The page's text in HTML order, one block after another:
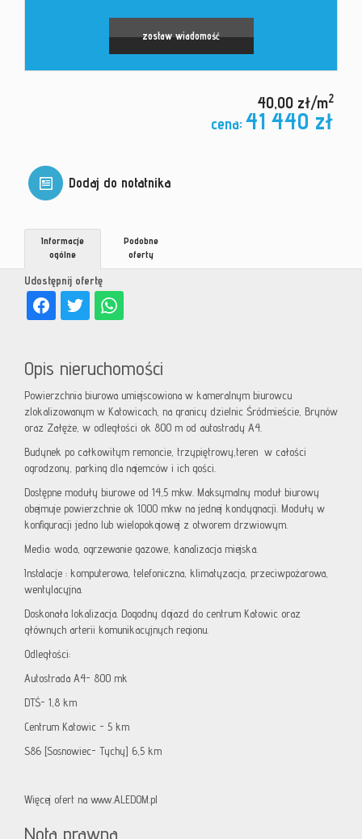
zostaw wiadomość
40,00 zł/m2
cena: 41 440 zł
Dodaj do notatnika
Udostępnij ofertę
Informacje
ogólne
Podobne
oferty
Opis nieruchomości
Powierzchnia biurowa umiejscowiona w kameralnym biurowcu
zlokalizowanym w Katowicach, na granicy dzielnic Śródmieście, Brynów
oraz Załęże, w odległości ok 800 m od autostrady A4.
Budynek po całkowitym remoncie, trzypiętrowy,teren w całości
ogrodzony, parking dla najemców i ich gości.
Dostępne moduły biurowe od 14,5 mkw. Maksymalny moduł biurowy
obejmuje powierzchnie ok 1000 mkw na jednej kondygnacji. Moduły w
konfiguracji jedno lub wielopokojowej z otworem drzwiowym.
Media: woda, ogrzewanie gazowe, kanalizacja miejska.
Instalacje : komputerowa, telefoniczna, klimatyzacja, przeciwpożarowa,
wentylacyjna.
Doskonała lokalizacja. Dogodny dojazd do centrum Katowic oraz
głównych arterii komunikacyjnych regionu.
Odległości:
Autostrada A4- 800 mk
DTŚ- 1,8 km
Centrum Katowic - 5 km
S86 [Sosnowiec- Tychy] 6,5 km
Więcej ofert na www.ALEDOM.pl
Nota prawna